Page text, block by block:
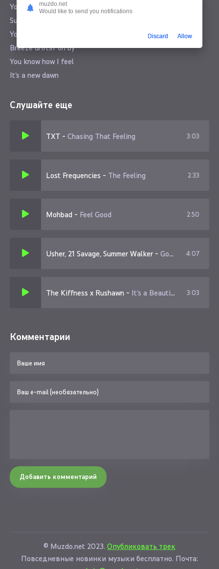
You know how I feel
Sun in the sky
You know how I feel
Breeze driftin' on by
You know how I feel
It's a new dawn
It's a new life
And I'm feeling good
Слушайте еще
TXT - Chasing That Feeling 3:03
Lost Frequencies - The Feeling 2:33
Mohbad - Feel Good 2:50
Usher, 21 Savage, Summer Walker - Good Good 4:07
The Kiffness x Rushawn - It's a Beautiful Day 3:03
Комментарии
Добавить комментарий
© Muzdo.net 2023. Опубликовать трек
Повседневные новинки музыки бесплатно. Почта:
muzdo.net
Would like to send you notifications
Discard Allow